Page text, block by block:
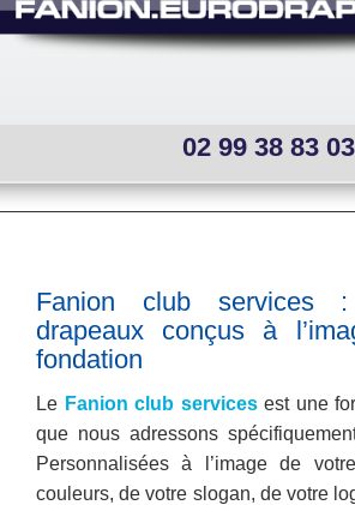
02 99 38 83 03
Sous
menu
interne
Fanion club services
drapeaux conçus à
fondation
Le Fanion club servicesest une
que nous adressons
Personnalisées à l’image de
couleurs, de votre slogan, de votre